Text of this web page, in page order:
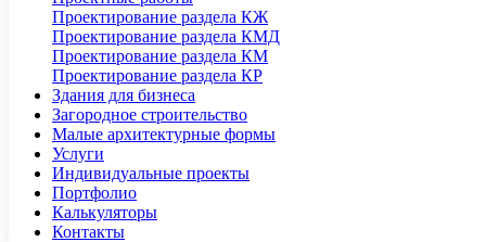
Проектирование раздела КЖ
Проектирование раздела КМД
Проектирование раздела КМ
Проектирование раздела КР
Здания для бизнеса
Загородное строительство
Малые архитектурные формы
Услуги
Индивидуальные проекты
Портфолио
Калькуляторы
Контакты